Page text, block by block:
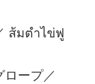
ส้มตำไข่ฟู
ープ／